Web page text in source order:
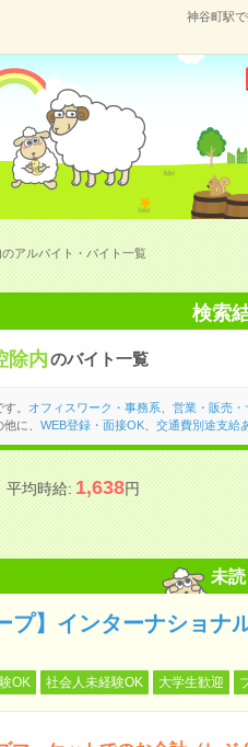
神谷町駅
アルバイト・バイト一覧
検索
除内のバイト一覧
。 オフィスワーク・事務系 営業・販売・
に、 WEB登録・面接OK、 交通費別途支給
平均時給:1,638円
未読
プ】インターナショ
OK 社会人未経験OK 大学生歓迎